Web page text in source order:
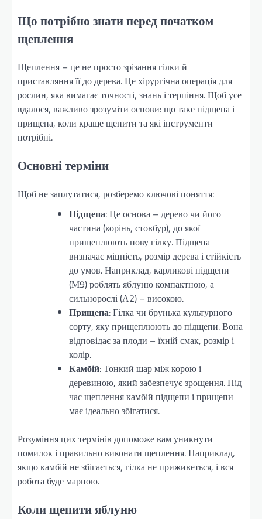
Що потрібно знати перед початком
щеплення
Щеплення – це не просто зрізання гілки й
приставляння її до дерева. Це хірургічна операція для
рослин, яка вимагає точності, знань і терпіння. Щоб усе
вдалося, важливо зрозуміти основи: що таке підщепа і
прищепа, коли краще щепити та які інструменти
потрібні.
Основні терміни
Щоб не заплутатися, розберемо ключові поняття:
Підщепа: Це основа – дерево чи його
частина (корінь, стовбур), до якої
прищеплюють нову гілку. Підщепа
визначає міцність, розмір дерева і стійкість
до умов. Наприклад, карликові підщепи
(М9) роблять яблуню компактною, а
сильнорослі (А2) – високою.
Прищепа: Гілка чи брунька культурного
сорту, яку прищеплюють до підщепи. Вона
відповідає за плоди – їхній смак, розмір і
колір.
Камбій: Тонкий шар між корою і
деревиною, який забезпечує зрощення. Під
час щеплення камбій підщепи і прищепи
має ідеально збігатися.
Розуміння цих термінів допоможе вам уникнути
помилок і правильно виконати щеплення. Наприклад,
якщо камбій не збігається, гілка не приживеться, і вся
робота буде марною.
Коли щепити яблуню